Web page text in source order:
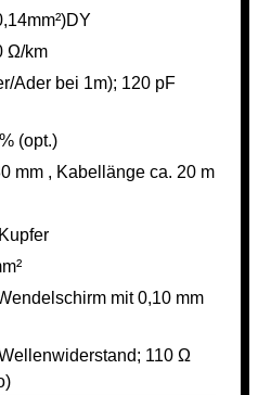
Ω/km
Ader bei 1m); 120 pF
(opt.)
mm , Kabellänge ca. 20 m
mit 0,10 mm
110 Ω